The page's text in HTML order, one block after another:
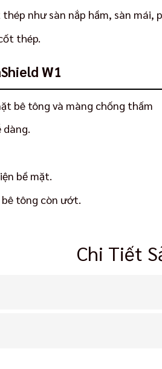
như sàn nắp hầm, sàn mái,
thép.
W1
bê tông và màng chống thấm
dàng.
bề mặt.
tông còn ướt.
Chi Tiết